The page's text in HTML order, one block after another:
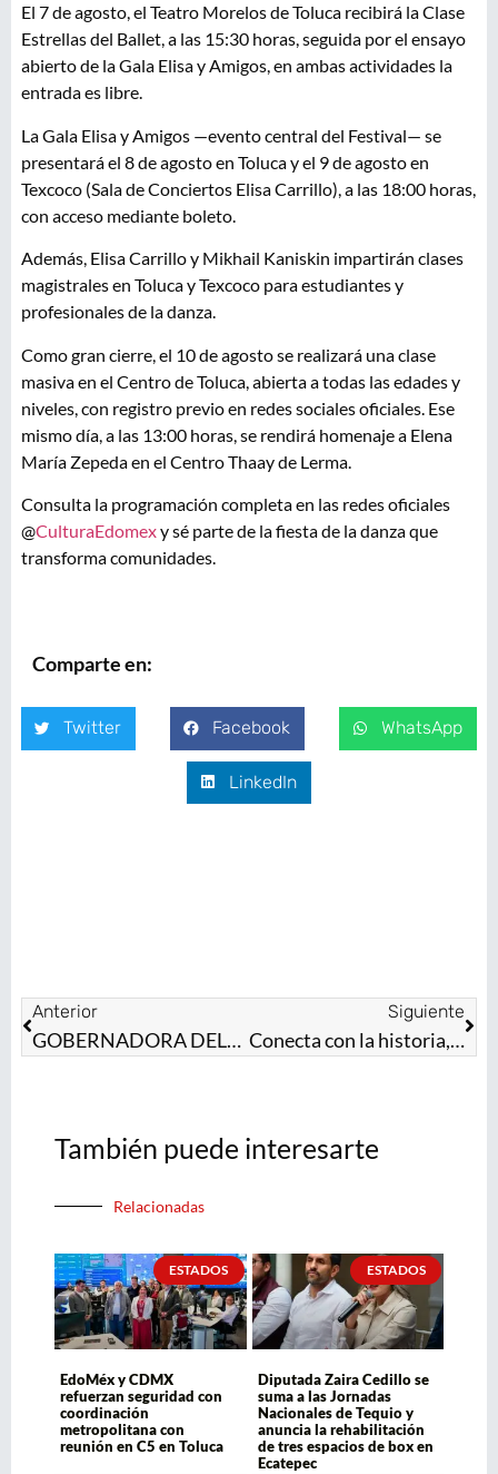
El 7 de agosto, el Teatro Morelos de Toluca recibirá la Clase
Estrellas del Ballet, a las 15:30 horas, seguida por el ensayo
abierto de la Gala Elisa y Amigos, en ambas actividades la
entrada es libre.
La Gala Elisa y Amigos —evento central del Festival— se
presentará el 8 de agosto en Toluca y el 9 de agosto en
Texcoco (Sala de Conciertos Elisa Carrillo), a las 18:00 horas,
con acceso mediante boleto.
Además, Elisa Carrillo y Mikhail Kaniskin impartirán clases
magistrales en Toluca y Texcoco para estudiantes y
profesionales de la danza.
Como gran cierre, el 10 de agosto se realizará una clase
masiva en el Centro de Toluca, abierta a todas las edades y
niveles, con registro previo en redes sociales oficiales. Ese
mismo día, a las 13:00 horas, se rendirá homenaje a Elena
María Zepeda en el Centro Thaay de Lerma.
Consulta la programación completa en las redes oficiales
@CulturaEdomexy sé parte de la fiesta de la danza que
transforma comunidades.
Comparte en:
Twitter Facebook WhatsApp
LinkedIn
Anterior
GOBERNADORA DELFINA GÓMEZ RENUEVA ESPACIOS PÚBLICOS; ENTREGA EL DEPORTIVO HERREROS EN CHIMALHUACÁN
Siguiente
Conecta con la historia, cultura y naturaleza del EdoMéx en la Ruta Leyendas del Camino Real
También puede interesarte
Relacionadas
ESTADOS
EdoMéx y CDMX
refuerzan seguridad con
coordinación
metropolitana con
reunión en C5 en Toluca
ESTADOS
Diputada Zaira Cedillo se
suma a las Jornadas
Nacionales de Tequio y
anuncia la rehabilitación
de tres espacios de box en
Ecatepec